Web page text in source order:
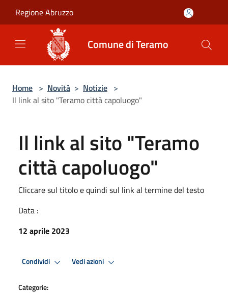
Regione Abruzzo
Comune di Teramo
Home > Novità > Notizie >
Il link al sito "Teramo città capoluogo"
Il link al sito "Teramo
città capoluogo"
Cliccare sul titolo e quindi sul link al termine del testo
Data :
12 aprile 2023
Condividi Vedi azioni
Categorie: